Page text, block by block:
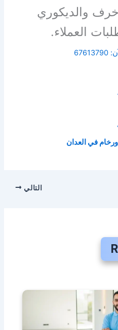
والديكوري
العملاء.
في العدان
التالي